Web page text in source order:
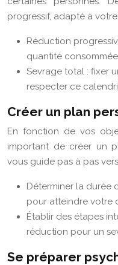
progressif, adapté à
Réduction
quantité
Sevrage total : fixer
respecter ce
Créer un plan
En fonction de vos
important de créer un
vous guide pas à pas
Déterminer la durée
pour atteindre votre
Établir des étapes
réduction pour un
Se préparer